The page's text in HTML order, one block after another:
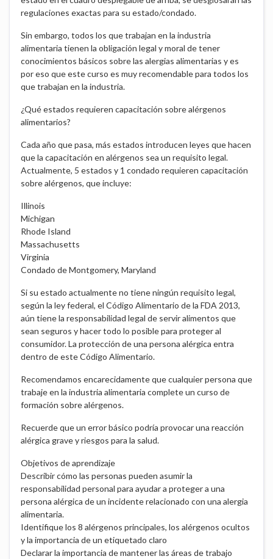
regulaciones exactas para su estado/condado.
Sin embargo, todos los que trabajan en la industria
alimentaria tienen la obligación legal y moral de tener
conocimientos básicos sobre las alergias alimentarias y es
por eso que este curso es muy recomendable para todos los
que trabajan en la industria.
¿Qué estados requieren capacitación sobre alérgenos
alimentarios?
Cada año que pasa, más estados introducen leyes que hacen
que la capacitación en alérgenos sea un requisito legal.
Actualmente, 5 estados y 1 condado requieren capacitación
sobre alérgenos, que incluye:
Illinois
Michigan
Rhode Island
Massachusetts
Virginia
Condado de Montgomery, Maryland
Si su estado actualmente no tiene ningún requisito legal,
según la ley federal, el Código Alimentario de la FDA 2013,
aún tiene la responsabilidad legal de servir alimentos que
sean seguros y hacer todo lo posible para proteger al
consumidor. La protección de una persona alérgica entra
dentro de este Código Alimentario.
Recomendamos encarecidamente que cualquier persona que
trabaje en la industria alimentaria complete un curso de
formación sobre alérgenos.
Recuerde que un error básico podría provocar una reacción
alérgica grave y riesgos para la salud.
Objetivos de aprendizaje
Describir cómo las personas pueden asumir la
responsabilidad personal para ayudar a proteger a una
persona alérgica de un incidente relacionado con una alergia
alimentaria.
Identifique los 8 alérgenos principales, los alérgenos ocultos
y la importancia de un etiquetado claro
Declarar la importancia de mantener las áreas de trabajo